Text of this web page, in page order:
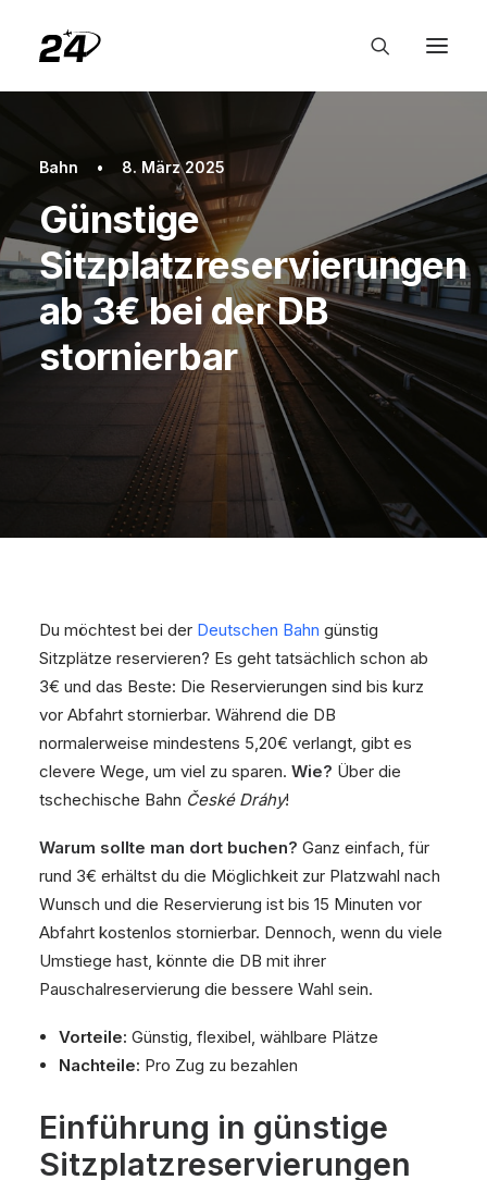
Bahn • 8. März 2025
Günstige
Sitzplatzreservierungen
ab 3€ bei der DB
stornierbar
Du möchtest bei der Deutschen Bahn günstig
Sitzplätze reservieren? Es geht tatsächlich schon ab
3€ und das Beste: Die Reservierungen sind bis kurz
vor Abfahrt stornierbar. Während die DB
normalerweise mindestens 5,20€ verlangt, gibt es
clevere Wege, um viel zu sparen. Wie? Über die
tschechische Bahn České Dráhy!
Warum sollte man dort buchen? Ganz einfach, für
rund 3€ erhältst du die Möglichkeit zur Platzwahl nach
Wunsch und die Reservierung ist bis 15 Minuten vor
Abfahrt kostenlos stornierbar. Dennoch, wenn du viele
Umstiege hast, könnte die DB mit ihrer
Pauschalreservierung die bessere Wahl sein.
Vorteile: Günstig, flexibel, wählbare Plätze
Nachteile: Pro Zug zu bezahlen
Einführung in günstige
Sitzplatzreservierungen